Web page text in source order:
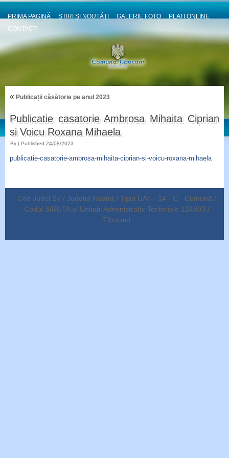
PRIMA PAGINĂ ȘTIRI ȘI NOUȚĂȚI GALERIE FOTO
PLATI ONLINE
CONTACT
«Publicații căsătorie pe anul 2023
Publicatie casatorie Ambrosa Mihaita Ciprian
si Voicu Roxana Mihaela
By | Published 24/08/2023
publicatie-casatorie-ambrosa-mihaita-ciprian-si-voicu-roxana-mihaela
Cod Județ 27 / Județul Neamț / Tipul UAT - 14 - C - Comună /
Codul SIRUTA al Unitații Administrativ-Teritoriale 124803 /
Țibucani